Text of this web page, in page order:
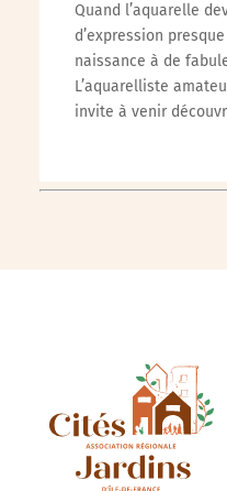
Quand l’aquarelle
d’expression
naissance à de
L’aquarelliste
invite à venir